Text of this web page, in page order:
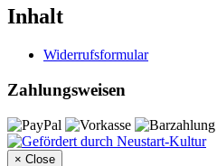
Inhalt
Widerrufsformular
Zahlungsweisen
× Close